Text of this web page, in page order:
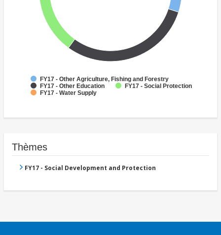
FY17 - Other Agriculture, Fishing and Forestry
FY17 - Other Education
FY17 - Social Protection
FY17 - Water Supply
Thèmes
FY17 - Social Development and Protection